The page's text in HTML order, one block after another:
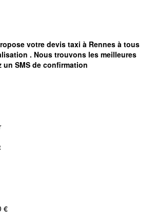
votre devis taxi à Rennes à tous
. Nous trouvons les meilleures
SMS de confirmation
€